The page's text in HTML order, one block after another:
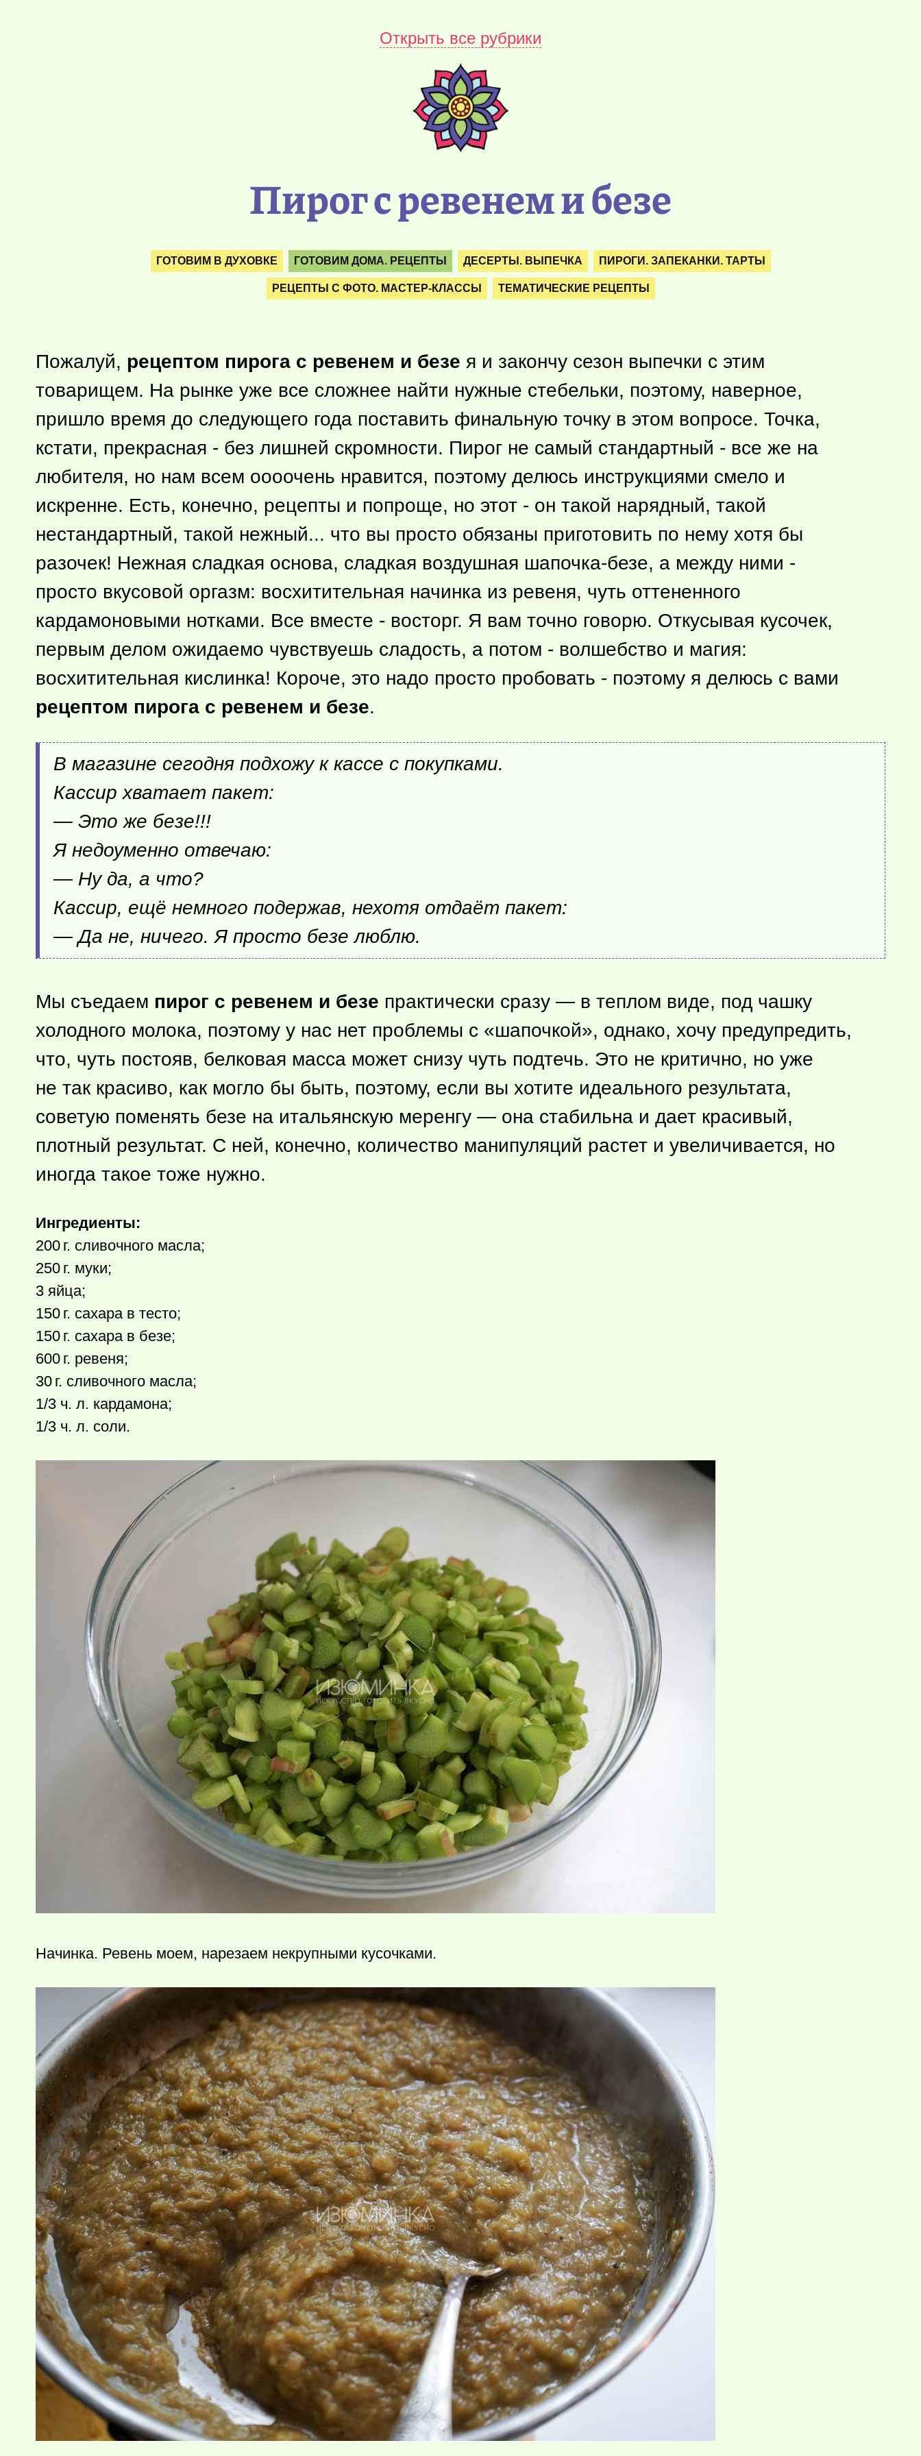
Открыть все рубрики
Пирог с ревенем и безе
ГОТОВИМ В ДУХОВКЕ ГОТОВИМ ДОМА. РЕЦЕПТЫ ДЕСЕРТЫ. ВЫПЕЧКА ПИРОГИ. ЗАПЕКАНКИ. ТАРТЫ
РЕЦЕПТЫ С ФОТО. МАСТЕР-КЛАССЫ ТЕМАТИЧЕСКИЕ РЕЦЕПТЫ
Пожалуй, рецептом пирога с ревенем и безе я и закончу сезон выпечки с этим
товарищем. На рынке уже все сложнее найти нужные стебельки, поэтому, наверное,
пришло время до следующего года поставить финальную точку в этом вопросе. Точка,
кстати, прекрасная - без лишней скромности. Пирог не самый стандартный - все же на
любителя, но нам всем оооочень нравится, поэтому делюсь инструкциями смело и
искренне. Есть, конечно, рецепты и попроще, но этот - он такой нарядный, такой
нестандартный, такой нежный... что вы просто обязаны приготовить по нему хотя бы
разочек! Нежная сладкая основа, сладкая воздушная шапочка-безе, а между ними -
просто вкусовой оргазм: восхитительная начинка из ревеня, чуть оттененного
кардамоновыми нотками. Все вместе - восторг. Я вам точно говорю. Откусывая кусочек,
первым делом ожидаемо чувствуешь сладость, а потом - волшебство и магия:
восхитительная кислинка! Короче, это надо просто пробовать - поэтому я делюсь с вами
рецептом пирога с ревенем и безе.
В магазине сегодня подхожу к кассе с покупками.
Кассир хватает пакет:
— Это же безе!!!
Я недоуменно отвечаю:
— Ну да, а что?
Кассир, ещё немного подержав, нехотя отдаёт пакет:
— Да не, ничего. Я просто безе люблю.
Мы съедаем пирог с ревенем и безе практически сразу — в теплом виде, под чашку
холодного молока, поэтому у нас нет проблемы с «шапочкой», однако, хочу предупредить,
что, чуть постояв, белковая масса может снизу чуть подтечь. Это не критично, но уже
не так красиво, как могло бы быть, поэтому, если вы хотите идеального результата,
советую поменять безе на итальянскую меренгу — она стабильна и дает красивый,
плотный результат. С ней, конечно, количество манипуляций растет и увеличивается, но
иногда такое тоже нужно.
Ингредиенты:
200 г. сливочного масла;
250 г. муки;
3 яйца;
150 г. сахара в тесто;
150 г. сахара в безе;
600 г. ревеня;
30 г. сливочного масла;
1/3 ч. л. кардамона;
1/3 ч. л. соли.
Начинка. Ревень моем, нарезаем некрупными кусочками.